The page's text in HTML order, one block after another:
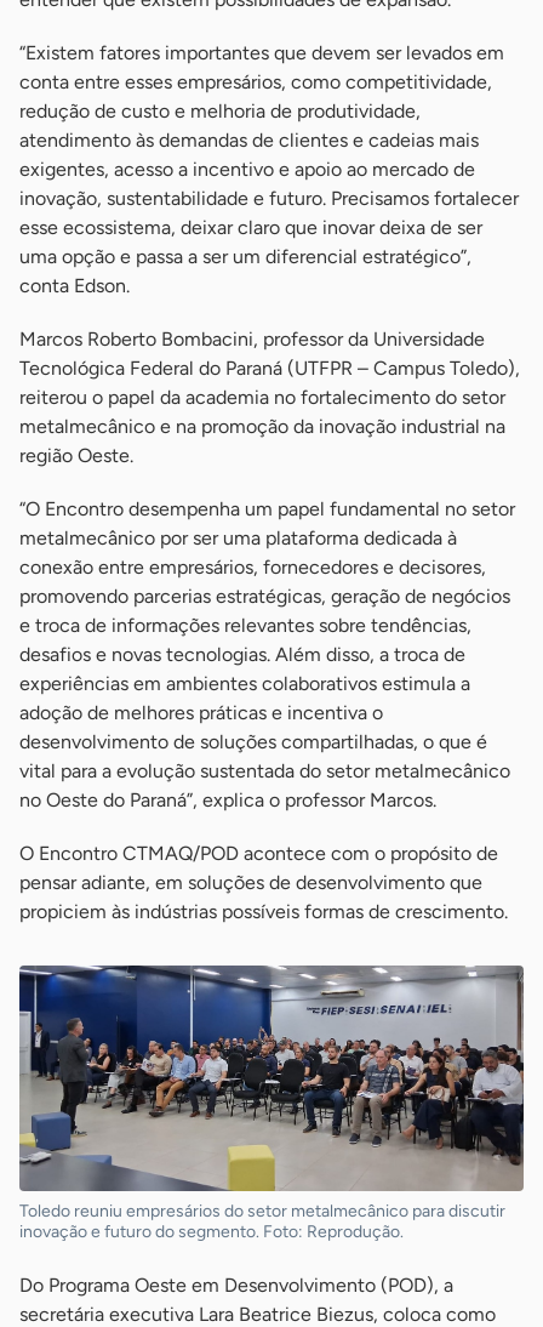
“Existem fatores importantes que devem ser levados em
conta entre esses empresários, como competitividade,
redução de custo e melhoria de produtividade,
atendimento às demandas de clientes e cadeias mais
exigentes, acesso a incentivo e apoio ao mercado de
inovação, sustentabilidade e futuro. Precisamos fortalecer
esse ecossistema, deixar claro que inovar deixa de ser
uma opção e passa a ser um diferencial estratégico”,
conta Edson.
Marcos Roberto Bombacini, professor da Universidade
Tecnológica Federal do Paraná (UTFPR – Campus Toledo),
reiterou o papel da academia no fortalecimento do setor
metalmecânico e na promoção da inovação industrial na
região Oeste.
“O Encontro desempenha um papel fundamental no setor
metalmecânico por ser uma plataforma dedicada à
conexão entre empresários, fornecedores e decisores,
promovendo parcerias estratégicas, geração de negócios
e troca de informações relevantes sobre tendências,
desafios e novas tecnologias. Além disso, a troca de
experiências em ambientes colaborativos estimula a
adoção de melhores práticas e incentiva o
desenvolvimento de soluções compartilhadas, o que é
vital para a evolução sustentada do setor metalmecânico
no Oeste do Paraná”, explica o professor Marcos.
O Encontro CTMAQ/POD acontece com o propósito de
pensar adiante, em soluções de desenvolvimento que
propiciem às indústrias possíveis formas de crescimento.
Toledo reuniu empresários do setor metalmecânico para discutir
inovação e futuro do segmento. Foto: Reprodução.
Do Programa Oeste em Desenvolvimento (POD), a
secretária executiva Lara Beatrice Biezus, coloca como